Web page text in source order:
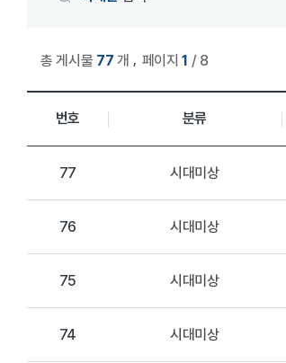
총 게시물 77 개 페이지1 / 8
상세정보 관리 목록
번호 분류
77 시대미상
76 시대미상
75 시대미상
74 시대미상